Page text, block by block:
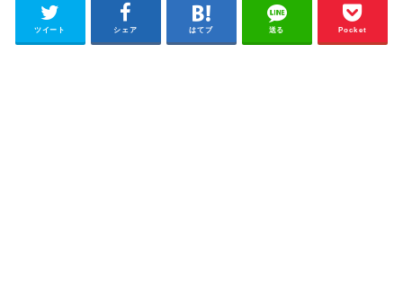
ツイート シェア はてブ 送る Pocket